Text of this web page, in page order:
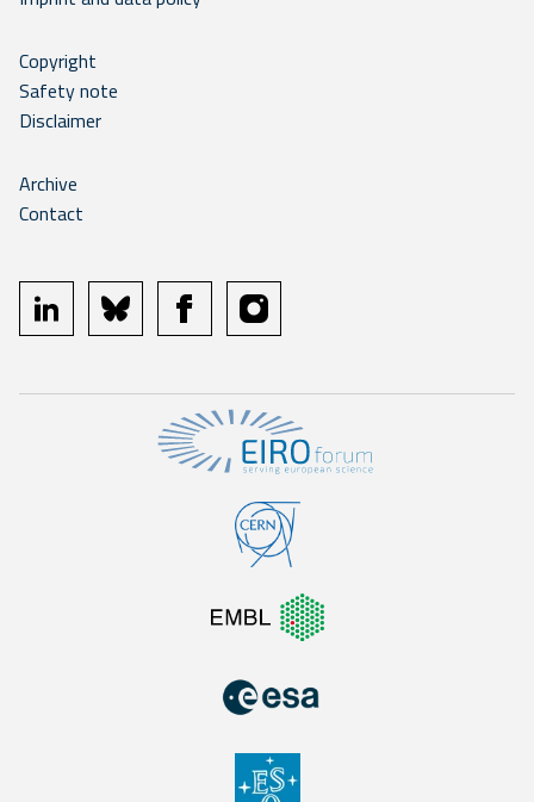
Copyright
Safety note
Disclaimer
Archive
Contact
linkedin bluesky facebookinstagram